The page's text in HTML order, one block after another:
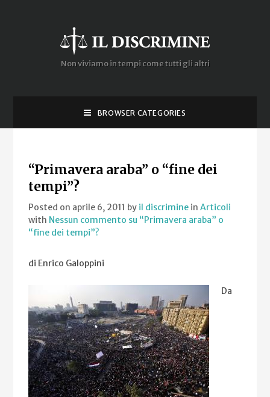
Non viviamo in tempi come tutti gli altri
BROWSER CATEGORIES
“Primavera araba” o “fine dei
tempi”?
Posted on aprile 6, 2011 by il discrimine inArticoli
with Nessun commento su “Primavera araba” o
“fine dei tempi”?
di Enrico Galoppini
Da